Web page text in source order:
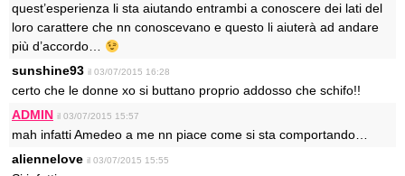
quest’esperienza li sta aiutando entrambi a conoscere dei lati del
loro carattere che nn conoscevano e questo li aiuterà ad andare
più d’accordo…
sunshine93 il 03/07/2015 16:28
certo che le donne xo si buttano proprio addosso che schifo!!
ADMIN il 03/07/2015 15:57
mah infatti Amedeo a me nn piace come si sta comportando…
aliennelove il 03/07/2015 15:55